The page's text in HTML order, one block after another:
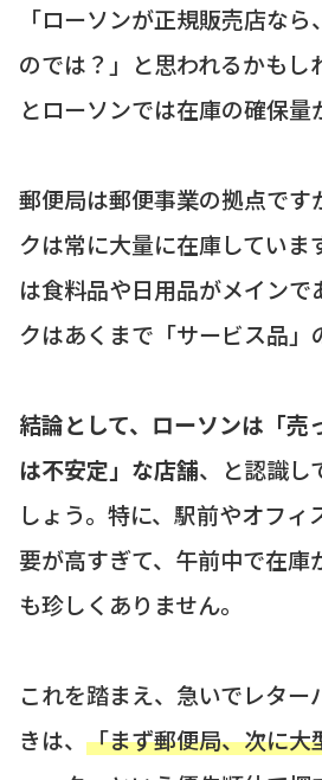
「ローソンが正規販売店な
のでは？」と思われるかもし
とローソンでは在庫の確保量
郵便局は郵便事業の拠点です
クは常に大量に在庫していま
は食料品や日用品がメインで
クはあくまで「サービス品」
結論として、ローソンは「売
は不安定」な店舗、と認識し
しょう。特に、駅前やオフィ
要が高すぎて、午前中で在庫
も珍しくありません。
これを踏まえ、急いでレター
きは、 「まず郵便局、次に大